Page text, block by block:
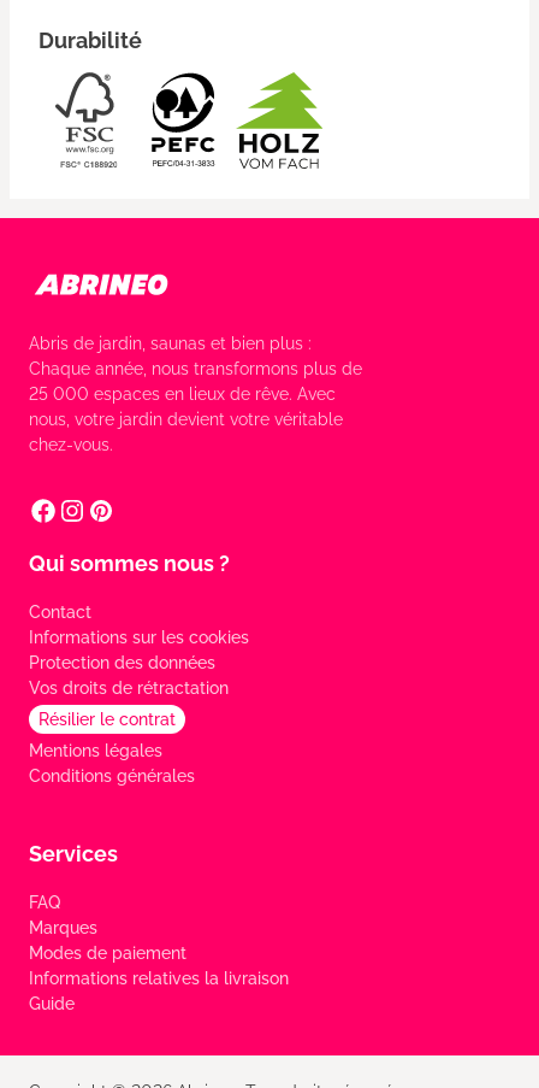
Durabilité
Abris de jardin, saunas et bien plus :
Chaque année, nous transformons plus de
25 000 espaces en lieux de rêve. Avec
nous, votre jardin devient votre véritable
chez-vous.
Qui sommes nous ?
Contact
Informations sur les cookies
Protection des données
Vos droits de rétractation
Résilier le contrat
Mentions légales
Conditions générales
Services
FAQ
Marques
Modes de paiement
Informations relatives la livraison
Guide